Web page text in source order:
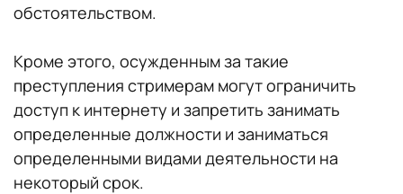
обстоятельством.
Кроме этого, осужденным за такие
преступления стримерам могут ограничить
доступ к интернету и запретить занимать
определенные должности и заниматься
определенными видами деятельности на
некоторый срок.